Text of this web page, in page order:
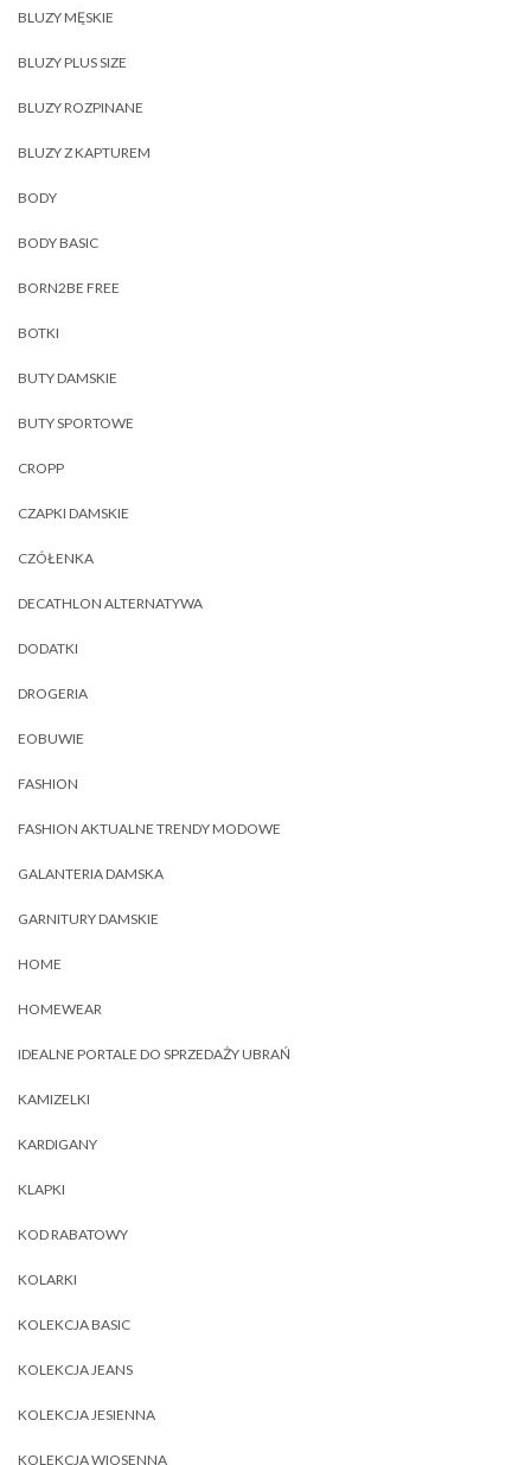
BLUZY MĘSKIE
BLUZY PLUS SIZE
BLUZY ROZPINANE
BLUZY Z KAPTUREM
BODY
BODY BASIC
BORN2BE FREE
BOTKI
BUTY DAMSKIE
BUTY SPORTOWE
CROPP
CZAPKI DAMSKIE
CZÓŁENKA
DECATHLON ALTERNATYWA
DODATKI
DROGERIA
EOBUWIE
FASHION
FASHION AKTUALNE TRENDY MODOWE
GALANTERIA DAMSKA
GARNITURY DAMSKIE
HOME
HOMEWEAR
IDEALNE PORTALE DO SPRZEDAŻY UBRAŃ
KAMIZELKI
KARDIGANY
KLAPKI
KOD RABATOWY
KOLARKI
KOLEKCJA BASIC
KOLEKCJA JEANS
KOLEKCJA JESIENNA
KOLEKCJA WIOSENNA